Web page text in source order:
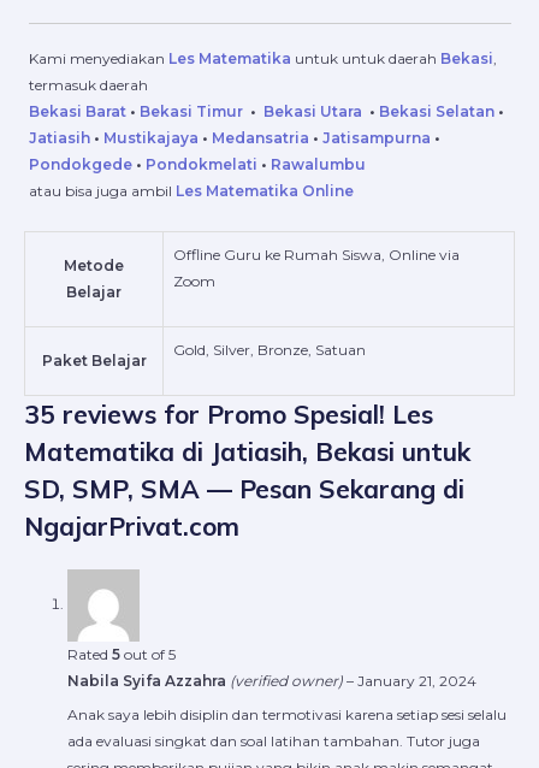
Kami menyediakan Les Matematika untuk untuk daerah Bekasi,
termasuk daerah
Bekasi Barat• Bekasi Timur• Bekasi Utara • Bekasi Selatan•
Jatiasih• Mustikajaya • Medansatria • Jatisampurna •
Pondokgede• Pondokmelati • Rawalumbu
atau bisa juga ambil Les Matematika Online
Metode
Belajar
Offline Guru ke Rumah Siswa, Online via
Zoom
Paket Belajar
Gold, Silver, Bronze, Satuan
35 reviews for Promo Spesial! Les
Matematika di Jatiasih, Bekasi untuk
SD, SMP, SMA — Pesan Sekarang di
NgajarPrivat.com
Rated 5 out of 5
Nabila Syifa Azzahra (verified owner) – January 21, 2024
Anak saya lebih disiplin dan termotivasi karena setiap sesi selalu
ada evaluasi singkat dan soal latihan tambahan. Tutor juga